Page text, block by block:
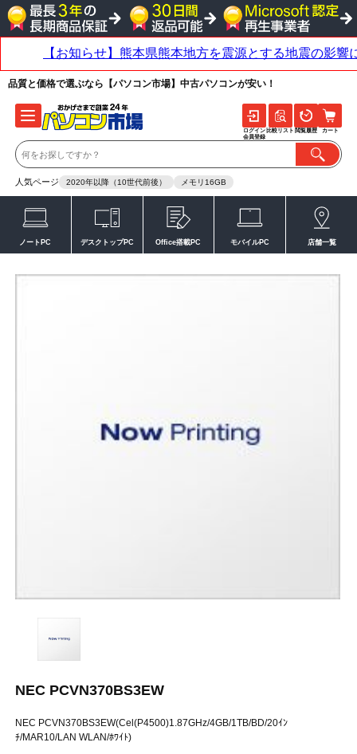
品質と価格で選ぶなら【パソコン市場】中古パソコンが安い！
人気ページ 2020年以降（10世代前後） メモリ16GB
ログイン
会員登録
比較リスト 閲覧履歴 カート
ノートPC デスクトップPC Office搭載PC モバイルPC 店舗一覧
NEC PCVN370BS3EW
NEC PCVN370BS3EW(Cel(P4500)1.87GHz/4GB/1TB/BD/20ｲﾝ
ﾁ/MAR10/LAN WLAN/ﾎﾜｲﾄ)